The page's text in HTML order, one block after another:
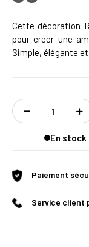
Cette décoration
pour créer une
Simple, élégante
En stock
Paiement
Service client